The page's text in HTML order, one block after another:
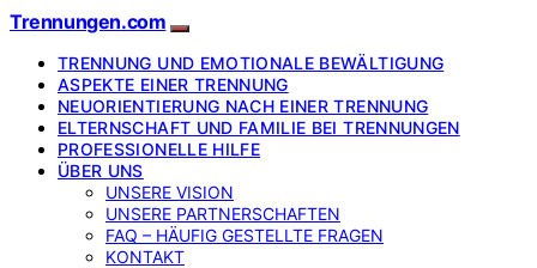
Trennungen.com
TRENNUNG UND EMOTIONALE BEWÄLTIGUNG
ASPEKTE EINER TRENNUNG
NEUORIENTIERUNG NACH EINER TRENNUNG
ELTERNSCHAFT UND FAMILIE BEI TRENNUNGEN
PROFESSIONELLE HILFE
ÜBER UNS
UNSERE VISION
UNSERE PARTNERSCHAFTEN
FAQ – HÄUFIG GESTELLTE FRAGEN
KONTAKT